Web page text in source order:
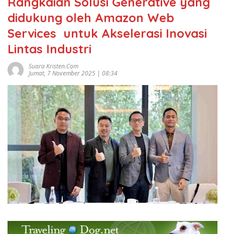
didukung oleh Amazon Web
Services untuk Akselerasi Inovasi
Lintas Industri
Suara Kristen.com
Jumat, 7 November 2025 | 08:34